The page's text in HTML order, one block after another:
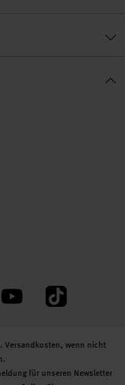
YouTube TikTok
Versandkosten, wenn nicht
für unseren Newsletter